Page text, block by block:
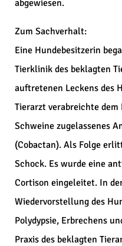
abgewiesen.
Zum Sachverhalt:
Eine Hundebesitzerin
Tierklinik des beklagten
auftretenen Leckens des
Tierarzt verabreichte
Schweine zugelassenes
(Cobactan). Als Folge
Schock. Es wurde eine
Cortison eingeleitet. In
Wiedervorstellung des
Polydypsie, Erbrechens
Praxis des beklagten